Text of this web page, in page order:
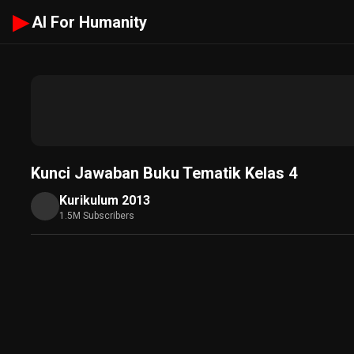
▶ AI For Humanity
Kunci Jawaban Buku Tematik Kelas 4
Kurikulum 2013
1.5M Subscribers